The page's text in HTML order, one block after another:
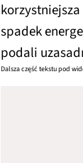
spadek
podali
Dalsza część tekstu pod